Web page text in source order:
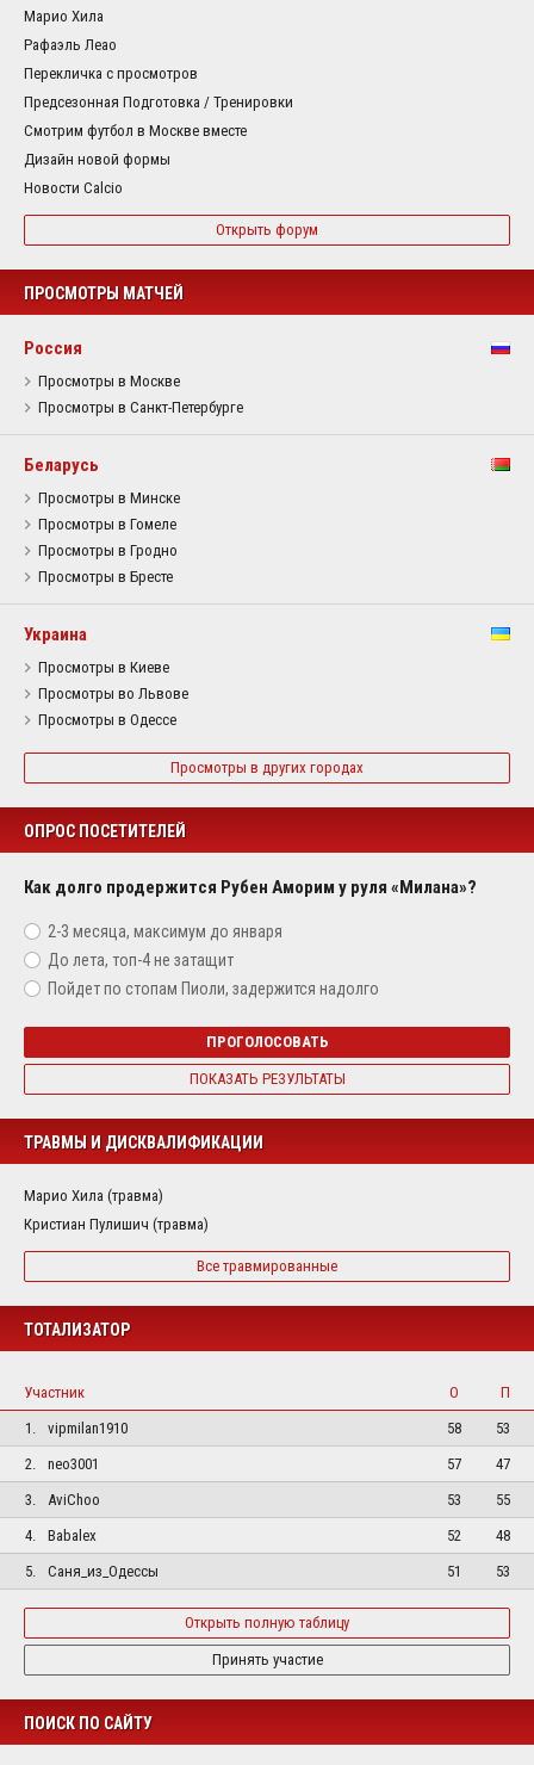
Марио Хила
Рафаэль Леао
Перекличка с просмотров
Предсезонная Подготовка / Тренировки
Смотрим футбол в Москве вместе
Дизайн новой формы
Новости Calcio
Открыть форум
ПРОСМОТРЫ МАТЧЕЙ
Россия
Просмотры в Москве
Просмотры в Санкт-Петербурге
Беларусь
Просмотры в Минске
Просмотры в Гомеле
Просмотры в Гродно
Просмотры в Бресте
Украина
Просмотры в Киеве
Просмотры во Львове
Просмотры в Одессе
Просмотры в других городах
ОПРОС ПОСЕТИТЕЛЕЙ
Как долго продержится Рубен Аморим у руля «Милана»?
2-3 месяца, максимум до января
До лета, топ-4 не затащит
Пойдет по стопам Пиоли, задержится надолго
ПРОГОЛОСОВАТЬ
ПОКАЗАТЬ РЕЗУЛЬТАТЫ
ТРАВМЫ И ДИСКВАЛИФИКАЦИИ
Марио Хила (травма)
Кристиан Пулишич (травма)
Все травмированные
ТОТАЛИЗАТОР
Участник О
П
1.
vipmilan1910 58
53
2.
neo3001 57
47
3.
AviChoo 53
55
4.
Babalex 52
48
5.
Саня_из_Одессы 51 53
Открыть полную таблицу
Принять участие
ПОИСК ПО САЙТУ